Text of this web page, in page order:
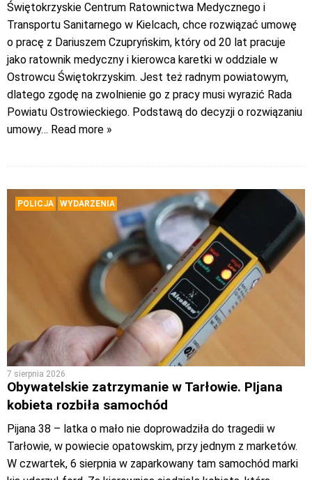
Świętokrzyskie Centrum Ratownictwa Medycznego i
Transportu Sanitarnego w Kielcach, chce rozwiązać umowę
o pracę z Dariuszem Czupryńskim, który od 20 lat pracuje
jako ratownik medyczny i kierowca karetki w oddziale w
Ostrowcu Świętokrzyskim. Jest też radnym powiatowym,
dlatego zgodę na zwolnienie go z pracy musi wyrazić Rada
Powiatu Ostrowieckiego. Podstawą do decyzji o rozwiązaniu
umowy… Read more »
POLICJA WYDARZENIA
7 sierpnia 2026
Obywatelskie zatrzymanie w Tarłowie. PIjana
kobieta rozbiła samochód
Pijana 38 – latka o mało nie doprowadziła do tragedii w
Tarłowie, w powiecie opatowskim, przy jednym z marketów.
W czwartek, 6 sierpnia w zaparkowany tam samochód marki